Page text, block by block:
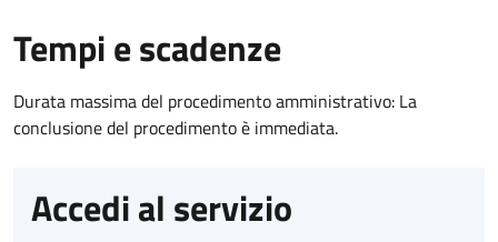
Tempi e scadenze
Durata massima del procedimento amministrativo: La
conclusione del procedimento è immediata.
Accedi al servizio